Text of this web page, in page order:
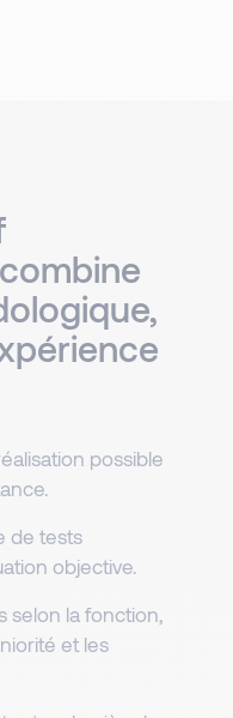
possible
de tests
objective.
selon la fonction,
et les